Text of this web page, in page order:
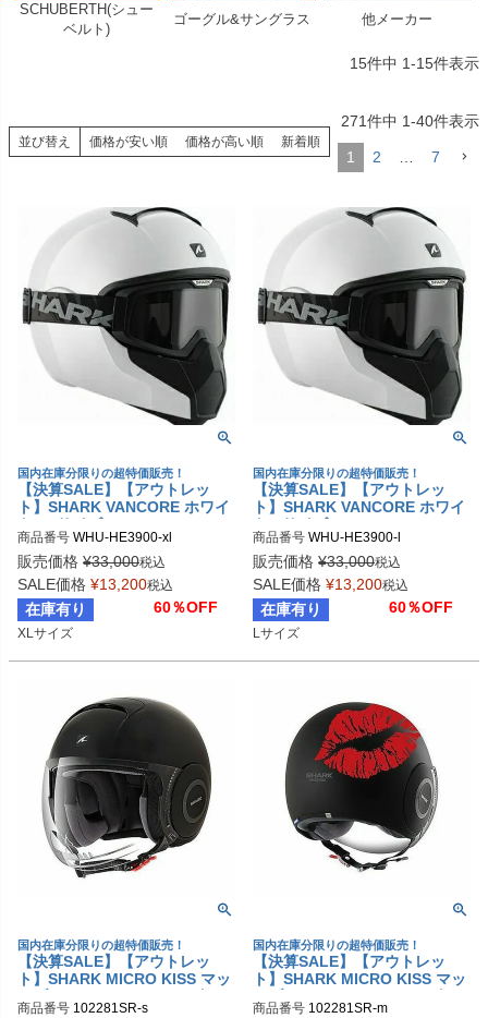
SCHUBERTH(シュー
ベルト)
ゴーグル&サングラス 他メーカー
15件中 1-15件表示
並び替え 価格が安い順 価格が高い順 新着順
271件中 1-40件表示
1 2 7
国内在庫分限りの超特価販売！
【決算SALE】【アウトレッ
ト】SHARK VANCORE ホワイ
ト XLサイズ
商品番号 WHU-HE3900-xl
販売価格 ¥33,000税込
SALE価格 ¥13,200税込
在庫有り 60％OFF
XLサイズ
国内在庫分限りの超特価販売！
【決算SALE】【アウトレッ
ト】SHARK VANCORE ホワイ
ト Lサイズ
商品番号 WHU-HE3900-l
販売価格 ¥33,000税込
SALE価格 ¥13,200税込
在庫有り 60％OFF
Lサイズ
国内在庫分限りの超特価販売！
【決算SALE】【アウトレッ
ト】SHARK MICRO KISS マッ
商品番号 102281SR-s
国内在庫分限りの超特価販売！
【決算SALE】【アウトレッ
ト】SHARK MICRO KISS マッ
商品番号 102281SR-m